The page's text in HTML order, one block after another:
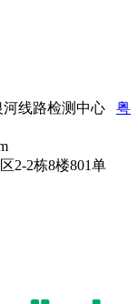
河线路检测中心 粤
2-2栋8楼801单